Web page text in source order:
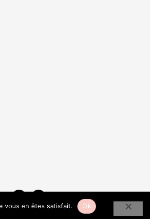
vous en êtes satisfait. Ok